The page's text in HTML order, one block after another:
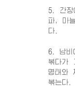
5. 간
파, 마
다.
6. 남비
볶다가
명태와
볶는다.